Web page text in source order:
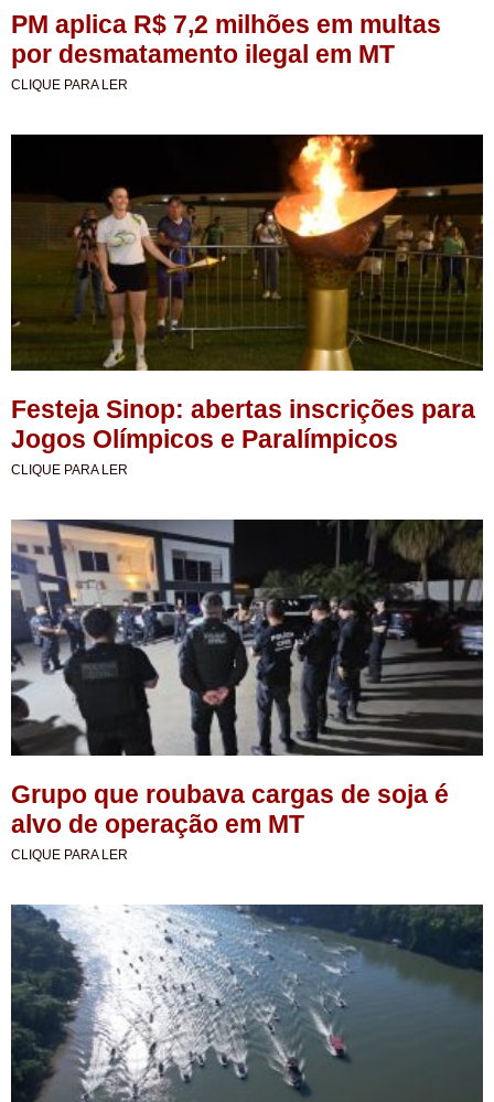
PM aplica R$ 7,2 milhões em multas
por desmatamento ilegal em MT
CLIQUE PARA LER
Festeja Sinop: abertas inscrições para
Jogos Olímpicos e Paralímpicos
CLIQUE PARA LER
Grupo que roubava cargas de soja é
alvo de operação em MT
CLIQUE PARA LER